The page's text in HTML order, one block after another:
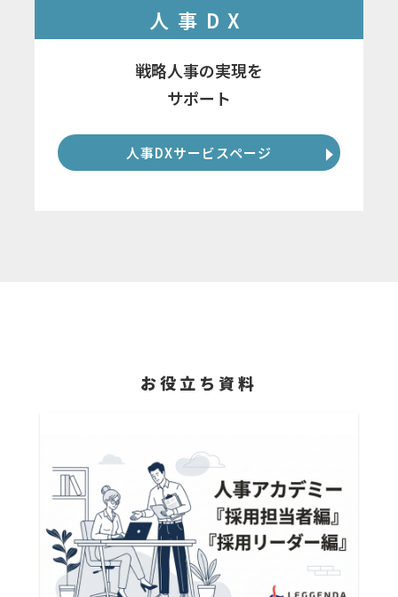
人事DX
戦略人事の実現を
サポート
人事DXサービスページ
お役立ち資料